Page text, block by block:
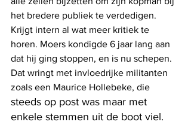
het bredere publiek te verdedigen.
Krijgt intern al wat meer kritiek te
horen. Moers kondigde 6 jaar lang aan
dat hij ging stoppen, en is nu schepen.
Dat wringt met invloedrijke militanten
zoals een Maurice Hollebeke, die
steeds op post was maar met
enkele stemmen uit de boot viel.